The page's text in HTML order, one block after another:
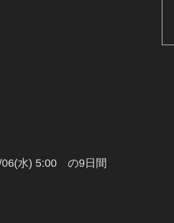
06(水) 5:00 の9日間